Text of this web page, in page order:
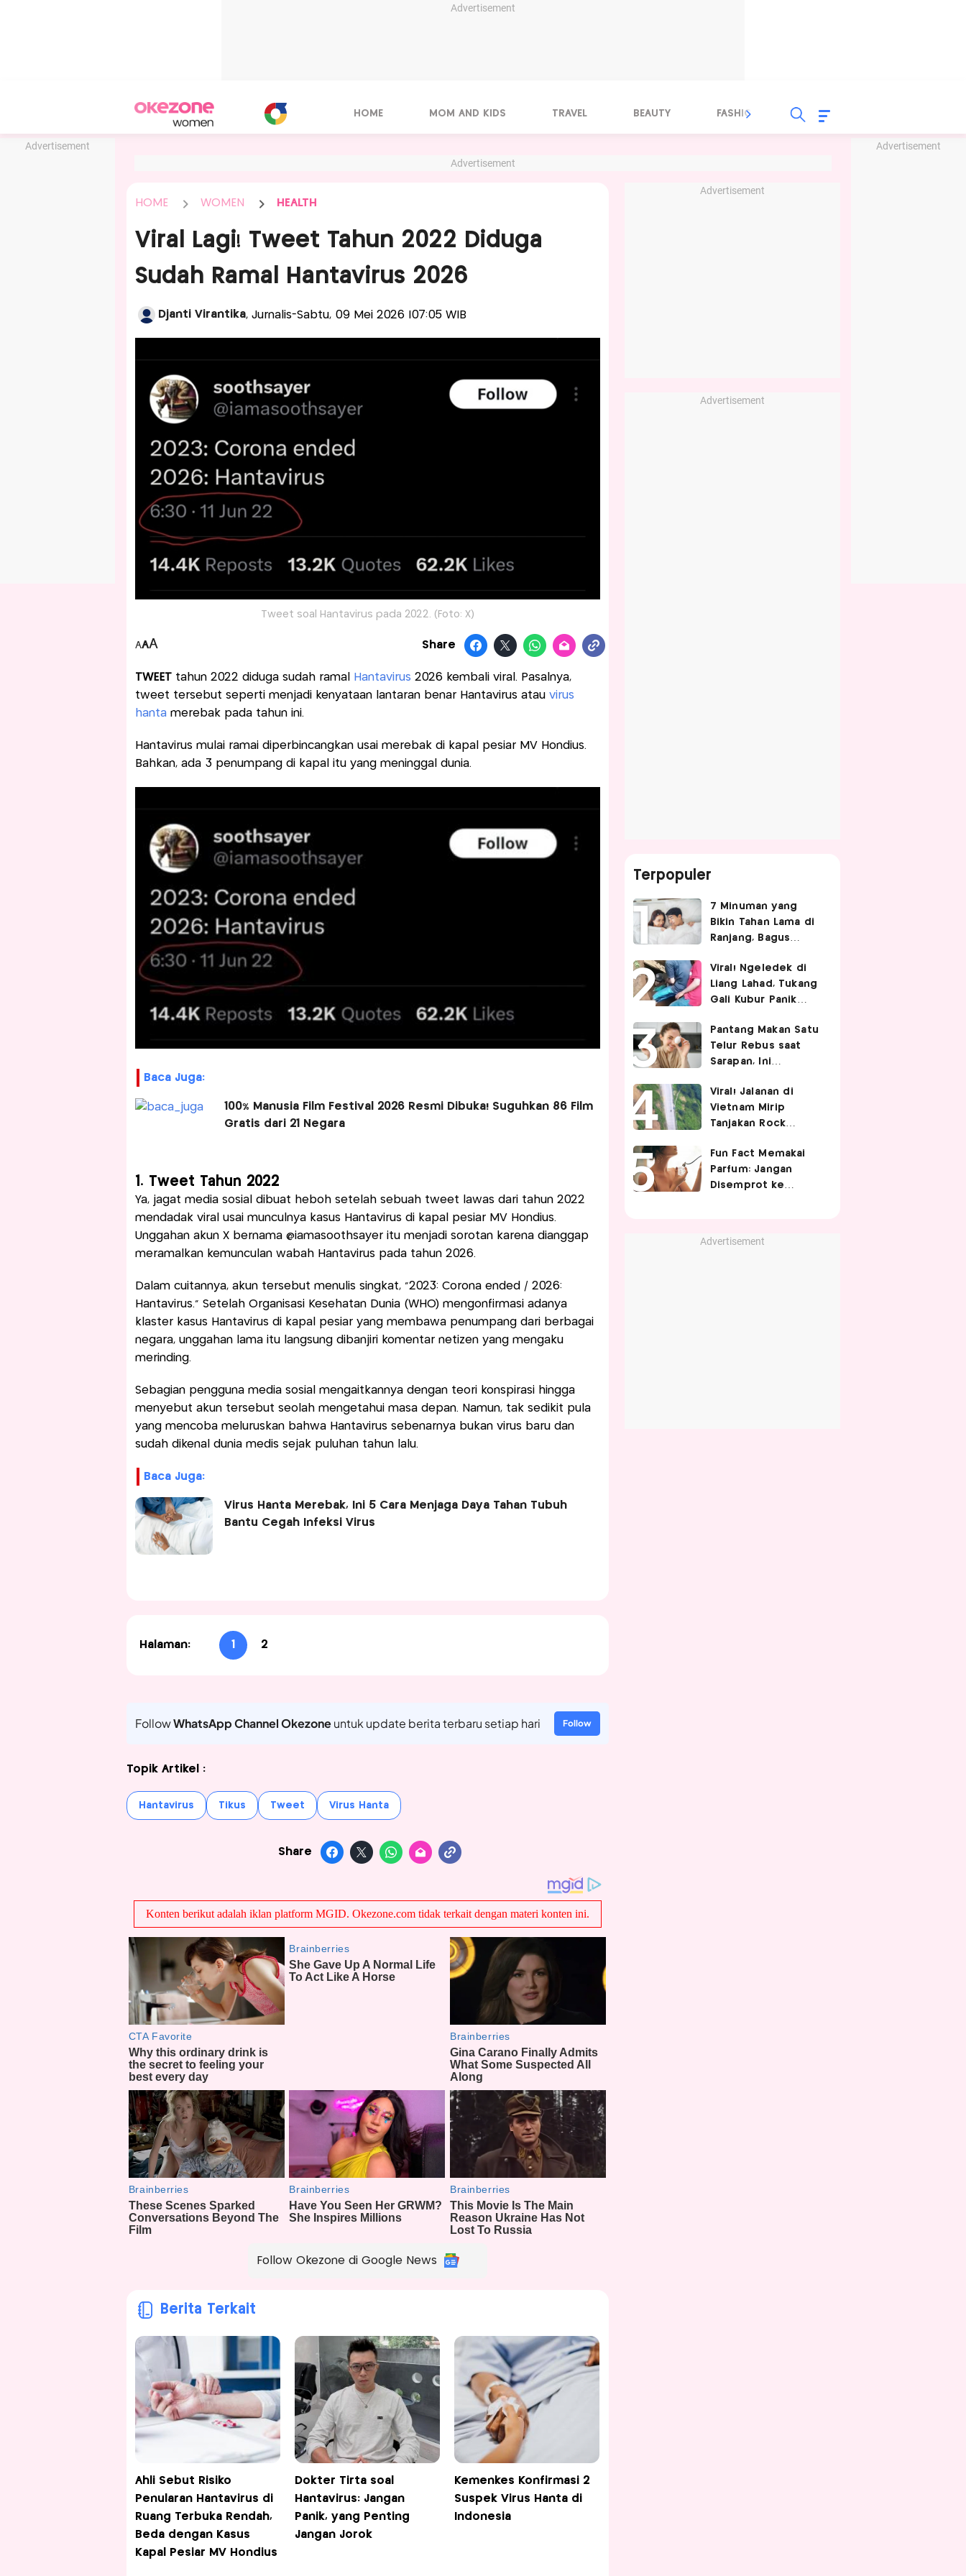
Advertisement
Advertisement Advertisement
HOME MOM AND KIDS TRAVEL BEAUTY FASHION FOOD
Advertisement
HOME WOMEN HEALTH
Viral Lagi! Tweet Tahun 2022 Diduga
Sudah Ramal Hantavirus 2026
Djanti Virantika, Jurnalis-Sabtu, 09 Mei 2026 |07:05 WIB
Tweet soal Hantavirus pada 2022. (Foto: X)
AAA Share
TWEET tahun 2022 diduga sudah ramal Hantavirus 2026 kembali viral. Pasalnya,
tweet tersebut seperti menjadi kenyataan lantaran benar Hantavirus atau virus
hantamerebak pada tahun ini.
Hantavirus mulai ramai diperbincangkan usai merebak di kapal pesiar MV Hondius.
Bahkan, ada 3 penumpang di kapal itu yang meninggal dunia.
Baca Juga:
100% Manusia Film Festival 2026 Resmi Dibuka! Suguhkan 86 Film
Gratis dari 21 Negara
1. Tweet Tahun 2022
Ya, jagat media sosial dibuat heboh setelah sebuah tweet lawas dari tahun 2022
mendadak viral usai munculnya kasus Hantavirus di kapal pesiar MV Hondius.
Unggahan akun X bernama @iamasoothsayer itu menjadi sorotan karena dianggap
meramalkan kemunculan wabah Hantavirus pada tahun 2026.
Dalam cuitannya, akun tersebut menulis singkat, “2023: Corona ended / 2026:
Hantavirus.” Setelah Organisasi Kesehatan Dunia (WHO) mengonfirmasi adanya
klaster kasus Hantavirus di kapal pesiar yang membawa penumpang dari berbagai
negara, unggahan lama itu langsung dibanjiri komentar netizen yang mengaku
merinding.
Sebagian pengguna media sosial mengaitkannya dengan teori konspirasi hingga
menyebut akun tersebut seolah mengetahui masa depan. Namun, tak sedikit pula
yang mencoba meluruskan bahwa Hantavirus sebenarnya bukan virus baru dan
sudah dikenal dunia medis sejak puluhan tahun lalu.
Baca Juga:
Virus Hanta Merebak, Ini 5 Cara Menjaga Daya Tahan Tubuh
Bantu Cegah Infeksi Virus
Halaman: 1 2
FollowWhatsApp Channel Okezoneuntuk update berita terbaru setiap hari Follow
Topik Artikel :
Hantavirus Tikus Tweet Virus Hanta
Share
Follow Okezone di Google News
Berita Terkait
Ahli Sebut Risiko
Penularan Hantavirus di
Ruang Terbuka Rendah,
Beda dengan Kasus
Kapal Pesiar MV Hondius
Dokter Tirta soal
Hantavirus: Jangan
Panik, yang Penting
Jangan Jorok
Kemenkes Konfirmasi 2
Suspek Virus Hanta di
Indonesia
Advertisement
Advertisement
Terpopuler
7 Minuman yang
Bikin Tahan Lama di
Ranjang, Bagus
Hubungan Intim
Viral! Ngeledek di
Liang Lahad, Tukang
Gali Kubur Panik
Pantang Makan Satu
Telur Rebus saat
Sarapan, Ini
Ahli Gizi!
Viral! Jalanan di
Vietnam Mirip
Tanjakan Rock
Berbelok Nyaris 90
Derajat!
Fun Fact Memakai
Parfum: Jangan
Disemprot ke
Advertisement